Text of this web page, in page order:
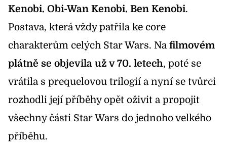
Kenobi. Obi-Wan Kenobi. Ben Kenobi.
Postava, která vždy patřila ke core
charakterům celých Star Wars. Nafilmovém
plátně se objevila už v 70. letech, poté se
vrátila s prequelovou trilogií a nyní se tvůrci
rozhodli její příběhy opět oživit a propojit
všechny části Star Wars do jednoho velkého
příběhu.